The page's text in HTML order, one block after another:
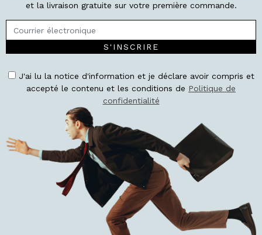
et la livraison gratuite sur votre première commande.
S'INSCRIRE
J'ai lu la notice d'information et je déclare avoir compris et
accepté le contenu et les conditions de Politique de
confidentialité